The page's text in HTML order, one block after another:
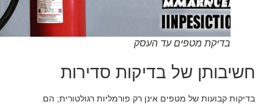
בדיקת מטפים עד העסק
‏חשיבותן של בדיקות סדירות‏
‏בדיקות קבועות של מטפים אינן רק פורמליות רגולטורית; הם